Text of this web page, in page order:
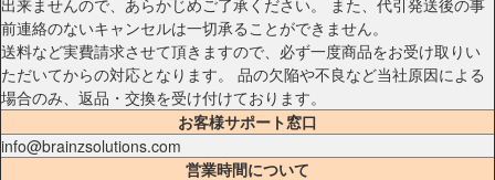
前連絡のないキャンセルは一切承ることができません。
送料など実費請求させて頂きますので、必ず一度商品をお受け取りい
ただいてからの対応となります。 品の欠陥や不良など当社原因による
場合のみ、返品・交換を受け付けております。
お客様サポート窓口
info@brainzsolutions.com
営業時間について